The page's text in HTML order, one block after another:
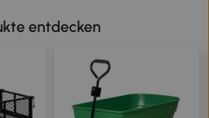
entdecken